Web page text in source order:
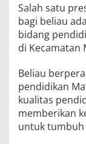
Salah satu
bagi beliau
bidang
di Kecamatan
Beliau
pendidikan
kualitas
memberikan
untuk tumbuh